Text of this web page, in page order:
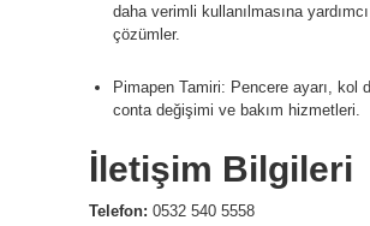
daha verimli kullanılmasına
çözümler.
Pimapen Tamiri: Pencere ayarı, kol
conta değişimi ve bakım hizmetleri.
İletişim Bilgileri
Telefon: 0532 540 5558